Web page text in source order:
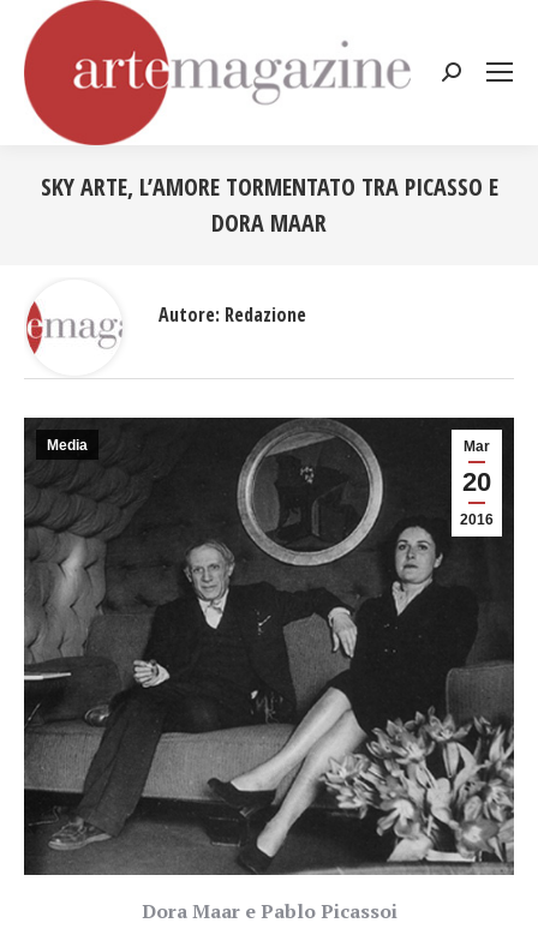
Cerca:
SKY ARTE, L’AMORE TORMENTATO TRA PICASSO E
DORA MAAR
Mar
20
2016
Media
Dora Maar e Pablo Picassoi
Autore: Redazione